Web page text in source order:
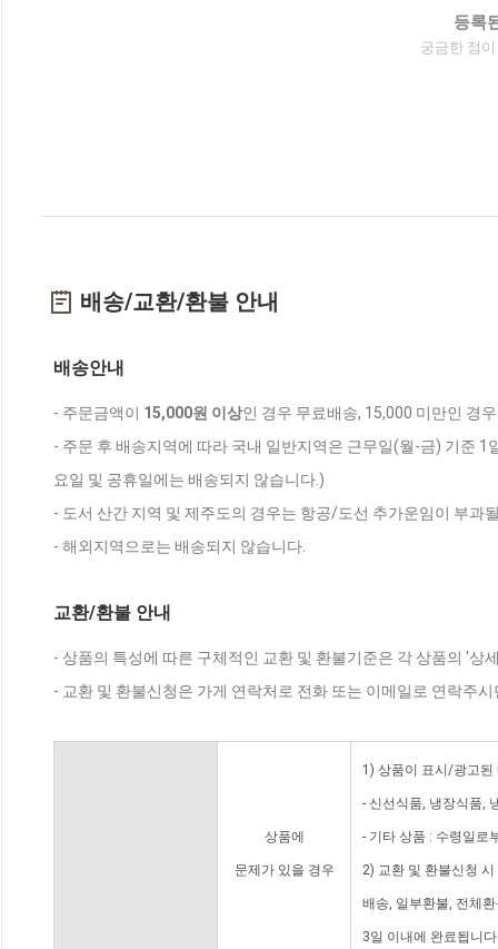
등록
궁금한 점
배송/교환/환불 안내
배송안내
- 주문금액이 15,000원 이상인 경우 무료배송, 15,000 미만인 경
- 주문 후 배송지역에 따라 국내 일반지역은 근무일(월-금) 기준
요일 및 공휴일에는 배송되지 않습니다.)
- 도서 산간 지역 및 제주도의 경우는 항공/도선 추가운임이 부과
- 해외지역으로는 배송되지 않습니다.
교환/환불 안내
- 상품의 특성에 따른 구체적인 교환 및 환불기준은 각 상품의 '상
- 교환 및 환불신청은 가게 연락처로 전화 또는 이메일로 연락주
상품에
문제가 있을 경우
1) 상품이 표시/광고된
- 신선식품, 냉장식품,
- 기타 상품 : 수령일로
2) 교환 및 환불신청
배송, 일부환불, 전체
3일 이내에 완료됩니